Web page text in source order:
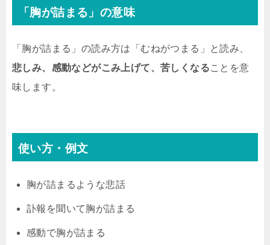
「胸が詰まる」の意味
「胸が詰まる」の読み方は「むねがつまる」と読み、
悲しみ、感動などがこみ上げて、苦しくなることを意
味します。
使い方・例文
胸が詰まるような悲話
訃報を聞いて胸が詰まる
感動で胸が詰まる